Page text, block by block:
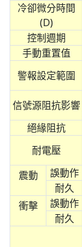
冷卻微分時間
(D)
控制週期
手動重置值
警報設定範圍
信號源阻抗影響
絕緣阻抗
耐電壓
震動
誤動作
耐久
衝擊
誤動作
耐久